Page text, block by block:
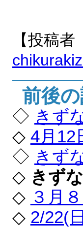
【投稿
前後
◇ きず
◇ 4月12
◇ きず
◇ きず
◇ ３月
◇ 2/22(